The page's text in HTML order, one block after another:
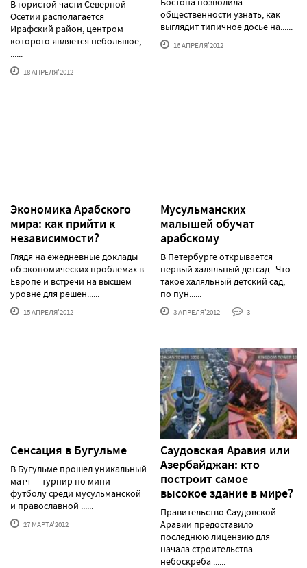
В гористой части Северной
Осетии располагается
Ирафский район, центром
которого является небольшое,
18 АПРЕЛЯ'2012
общественности узнать, как
выглядит типичное досье на......
16 АПРЕЛЯ'2012
Экономика Арабского
мира: как прийти к
независимости?
Глядя на ежедневные доклады
об экономических проблемах в
Европе и встречи на высшем
уровне для решен......
15 АПРЕЛЯ'2012
Мусульманских
малышей обучат
арабскому
В Петербурге открывается
первый халяльный детсад Что
такое халяльный детский сад,
по пун......
3 АПРЕЛЯ'2012 3
Сенсация в Бугульме
В Бугульме прошел уникальный
матч — турнир по мини-
футболу среди мусульманской
и православной ......
27 МАРТА'2012
Саудовская Аравия или
Азербайджан: кто
построит самое
высокое здание в мире?
Правительство Саудовской
Аравии предоставило
последнюю лицензию для
начала строительства
небоскреба ......